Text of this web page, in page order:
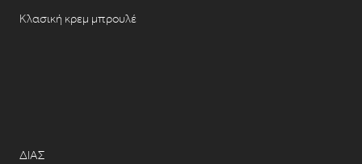
Κλασική κρεμ μπρουλέ
ΔΙΑΣ